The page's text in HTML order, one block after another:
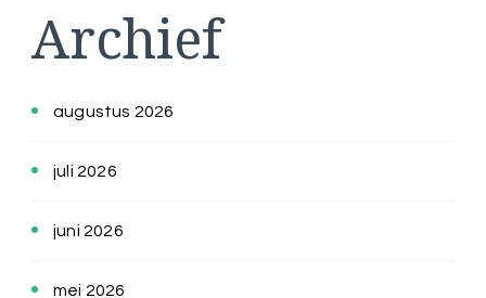
Archief
augustus 2026
juli 2026
juni 2026
mei 2026